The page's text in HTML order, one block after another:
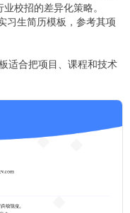
业校招的差异化策略。
习生简历模板 ，参考其项
适合把项目、课程和技术